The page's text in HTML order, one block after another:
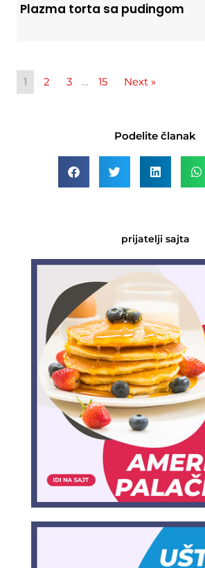
Plazma torta sa pudingom
1 2 3 … 15 Next »
Podelite članak
prijatelji sajta